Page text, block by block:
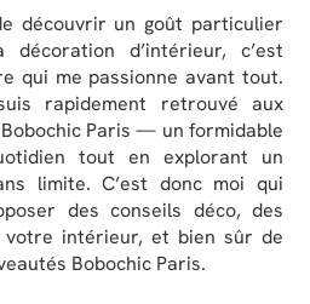
découvrir un goût particulier
décoration d’intérieur, c’est
qui me passionne avant tout.
rapidement retrouvé aux
Paris — un formidable
tout en explorant un
limite. C’est donc moi qui
des conseils déco, des
votre intérieur, et bien sûr de
Bobochic Paris.